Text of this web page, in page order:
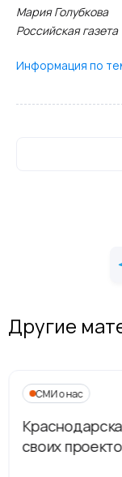
Мария Голубкова
Российская газета
Информация по
Другие
СМИ о нас
своих